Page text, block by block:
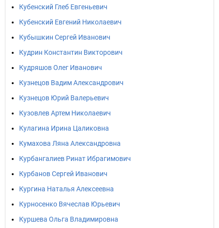
Кубенский Глеб Евгеньевич
Кубенский Евгений Николаевич
Кубышкин Сергей Иванович
Кудрин Константин Викторович
Кудряшов Олег Иванович
Кузнецов Вадим Александрович
Кузнецов Юрий Валерьевич
Кузовлев Артем Николаевич
Кулагина Ирина Цаликовна
Кумахова Ляна Александровна
Курбангалиев Ринат Ибрагимович
Курбанов Сергей Иванович
Кургина Наталья Алексеевна
Курносенко Вячеслав Юрьевич
Куршева Ольга Владимировна